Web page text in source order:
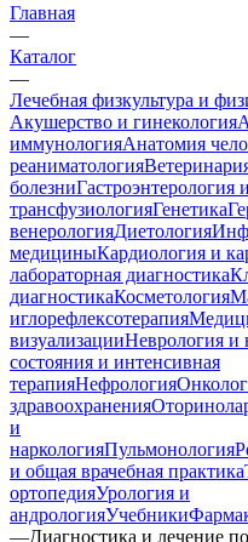
Главная
—
Каталог
—
Лечебная физкультура и
Акушерство и гинекология
иммунологияАнатомия
реаниматология
болезниГастроэнтерология
трансфузиологияГенетика
венерологияДиетология
медициныКардиология и
лабораторная диагностика
диагностикаКосметология
иглорефлексотерапия
визуализацииНеврология и
состояния и интенсивная
терапияНефрология
здравоохранения
и
наркологияПульмонология
и общая врачебная практика
ортопедияУрология и
андрологияУчебники
—Диагностика и лечение